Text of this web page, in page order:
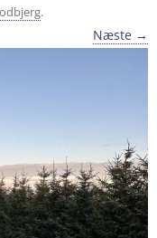
.
Næste →